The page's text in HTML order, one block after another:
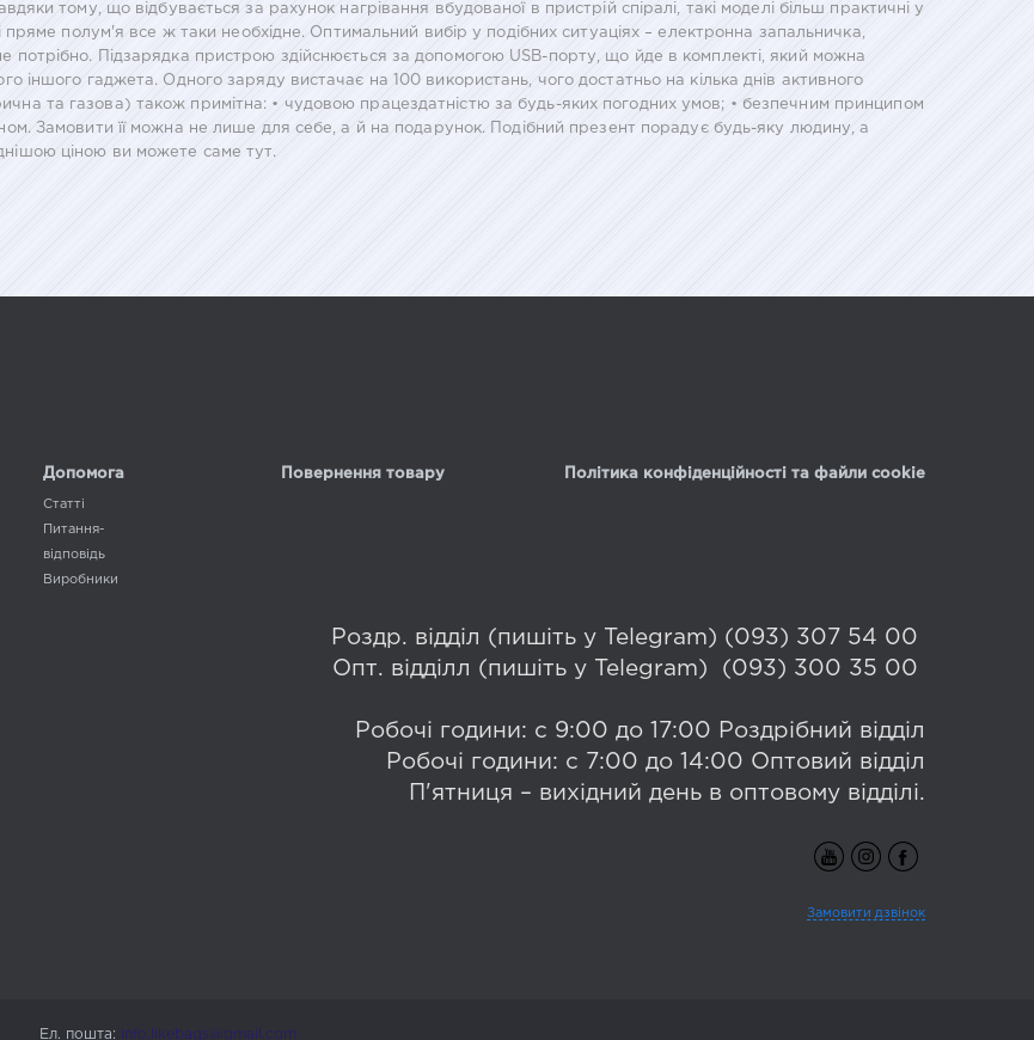
тому, що відбувається за рахунок нагрівання вбудованої в пристрій спіралі, такі моделі більш практичні у
пряме полум'я все ж таки необхідне. Оптимальний вибір у подібних ситуаціях – електронна запальничка,
потрібно. Підзарядка пристрою здійснюється за допомогою USB-порту, що йде в комплекті, який можна
іншого гаджета. Одного заряду вистачає на 100 використань, чого достатньо на кілька днів активного
та газова) також примітна: • чудовою працездатністю за будь-яких погодних умов; • безпечним принципом
Замовити її можна не лише для себе, а й на подарунок. Подібний презент порадує будь-яку людину, а
ціною ви можете саме тут.
Допомога
Статті
Питання-
відповідь
Виробники
Повернення товару Політика конфіденційності та файли cookie
Роздр. відділ (пишіть у Telegram) (093) 307 54 00
Опт. відділл (пишіть у Telegram) (093) 300 35 00
Робочі години: с 9:00 до 17:00 Роздрібний відділ
Робочі години: с 7:00 до 14:00 Оптовий відділ
П'ятниця – вихідний день в оптовому відділі.
Замовити дзвінок
Ел. пошта: info.likebags@gmail.com